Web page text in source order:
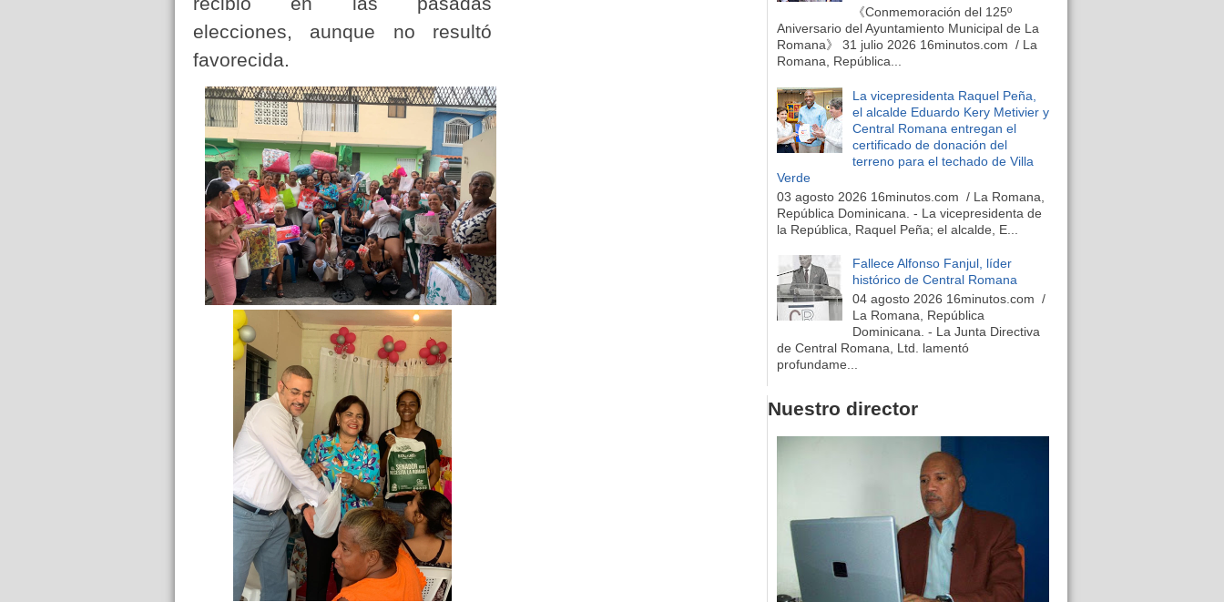
elecciones, aunque no resultó
favorecida.
《Conmemoración del 125º
Aniversario del Ayuntamiento Municipal de La
Romana》 31 julio 2026 16minutos.com / La
Romana, República...
La vicepresidenta Raquel Peña,
el alcalde Eduardo Kery Metivier y
Central Romana entregan el
certificado de donación del
terreno para el techado de Villa
Verde
03 agosto 2026 16minutos.com / La Romana,
República Dominicana. - La vicepresidenta de
la República, Raquel Peña; el alcalde, E...
Fallece Alfonso Fanjul, líder
histórico de Central Romana
04 agosto 2026 16minutos.com /
La Romana, República
Dominicana. - La Junta Directiva
de Central Romana, Ltd. lamentó
profundame...
Nuestro director